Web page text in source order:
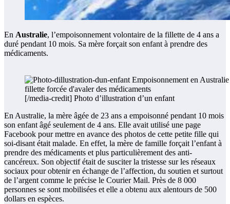
En Australie, l’empoisonnement volontaire de la fillette de 4 ans a
duré pendant 10 mois. Sa mère forçait son enfant à prendre des
médicaments.
[/media-credit] Photo d’illustration d’un enfant
En Australie, la mère âgée de 23 ans a empoisonné pendant 10 mois
son enfant âgé seulement de 4 ans. Elle avait utilisé une page
Facebook pour mettre en avance des photos de cette petite fille qui
soi-disant était malade. En effet, la mère de famille forçait l’enfant à
prendre des médicaments et plus particulièrement des anti-
cancéreux. Son objectif était de susciter la tristesse sur les réseaux
sociaux pour obtenir en échange de l’affection, du soutien et surtout
de l’argent comme le précise le Courier Mail. Près de 8 000
personnes se sont mobilisées et elle a obtenu aux alentours de 500
dollars en espèces.